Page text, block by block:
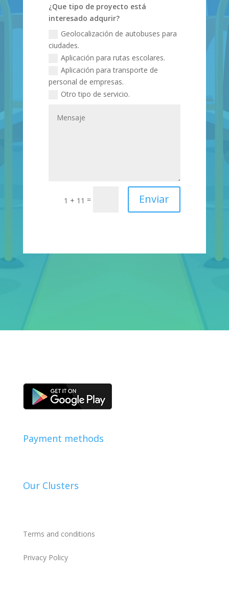
¿Que tipo de proyecto está
interesado adqurir?
Geolocalización de autobuses para
ciudades.
Aplicación para rutas escolares.
Aplicación para transporte de
personal de empresas.
Otro tipo de servicio.
1 + 11 = Enviar
Payment methods
Our Clusters
Terms and conditions
Privacy Policy